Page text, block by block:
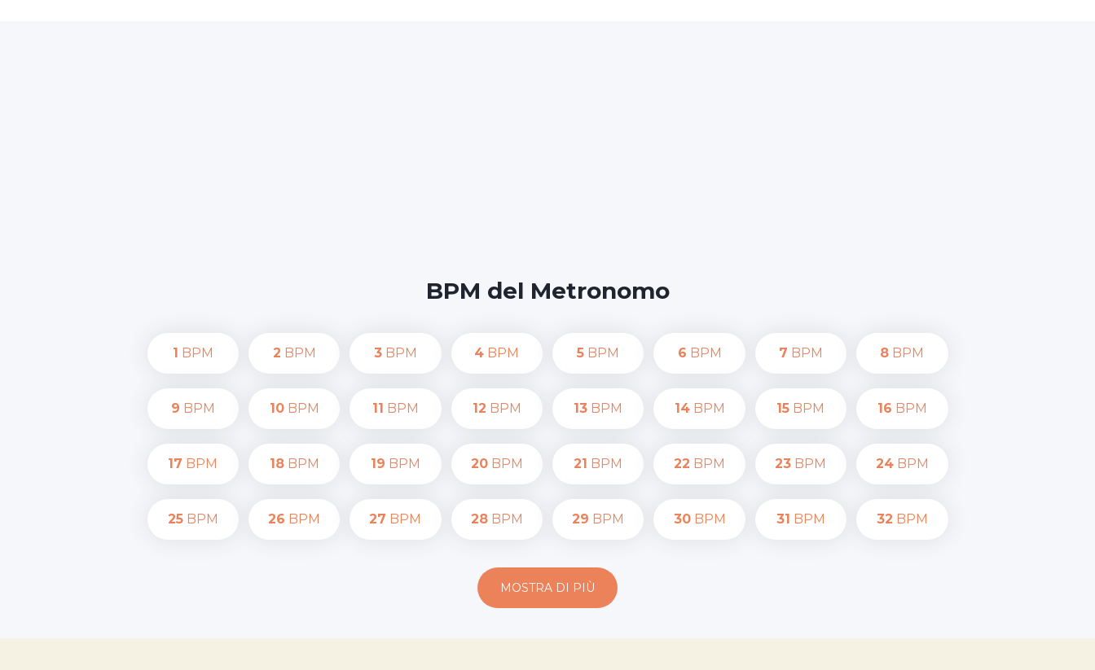
BPM del Metronomo
1 BPM 2 BPM 3BPM 4 BPM 5 BPM 6 BPM 7 BPM 8 BPM
9 BPM 10BPM 11 BPM 12 BPM 13 BPM 14BPM 15 BPM 16 BPM
17 BPM 18BPM 19 BPM 20BPM 21 BPM 22 BPM 23 BPM 24BPM
25BPM 26 BPM 27 BPM 28BPM 29 BPM 30BPM 31 BPM 32 BPM
MOSTRA DI PIÙ